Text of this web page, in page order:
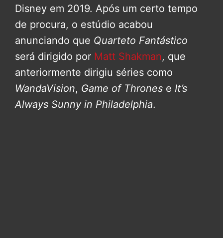
Disney em 2019. Após um certo tempo
de procura, o estúdio acabou
anunciando que Quarteto Fantástico
será dirigido por Matt Shakman, que
anteriormente dirigiu séries como
WandaVision, Game of Thrones e It’s
Always Sunny in Philadelphia.